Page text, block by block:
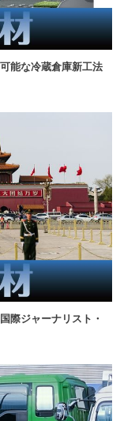
能な冷蔵倉庫新工法
際ジャーナリスト・